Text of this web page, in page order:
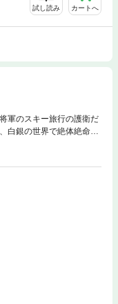
試し読み カートへ
軍のスキー旅行の護衛だ
白銀の世界で絶体絶命の
か携帯メールとか。